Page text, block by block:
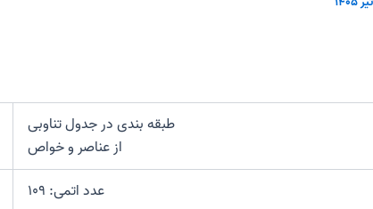
طبقه بندی در جدول تناوبی
از عناصر و خواص
عدد اتمی: ۱۰۹